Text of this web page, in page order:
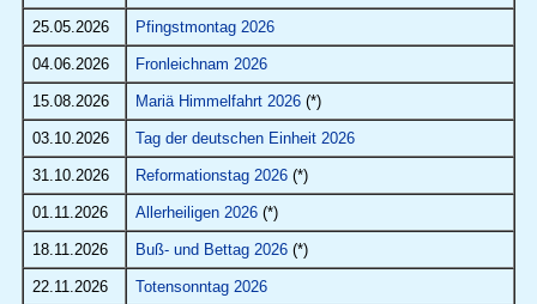
25.05.2026 Pfingstmontag 2026
04.06.2026 Fronleichnam 2026
15.08.2026 Mariä Himmelfahrt 2026(*)
03.10.2026 Tag der deutschen Einheit 2026
31.10.2026 Reformationstag 2026(*)
01.11.2026 Allerheiligen 2026(*)
18.11.2026 Buß- und Bettag 2026(*)
22.11.2026 Totensonntag 2026